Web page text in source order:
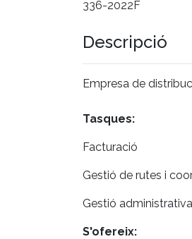
336-2022F
Descripció
Empresa de
Tasques:
Facturació
Gestió de rutes i
Gestió
S'ofereix: